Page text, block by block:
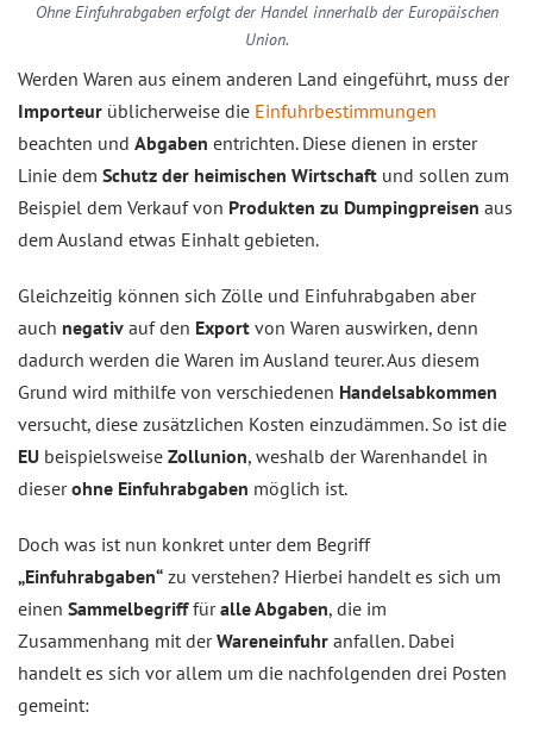
Ohne Einfuhrabgaben erfolgt der Handel innerhalb der Europäischen
Union.
Werden Waren aus einem anderen Land eingeführt, muss der
Importeur üblicherweise die Einfuhrbestimmungen
beachten und Abgaben entrichten. Diese dienen in erster
Linie dem Schutz der heimischen Wirtschaft und sollen zum
Beispiel dem Verkauf von Produkten zu Dumpingpreisen aus
dem Ausland etwas Einhalt gebieten.
Gleichzeitig können sich Zölle und Einfuhrabgaben aber
auch negativ auf den Export von Waren auswirken, denn
dadurch werden die Waren im Ausland teurer. Aus diesem
Grund wird mithilfe von verschiedenen Handelsabkommen
versucht, diese zusätzlichen Kosten einzudämmen. So ist die
EU beispielsweise Zollunion, weshalb der Warenhandel in
dieserohne Einfuhrabgaben möglich ist.
Doch was ist nun konkret unter dem Begriff
„Einfuhrabgaben“ zu verstehen? Hierbei handelt es sich um
einen Sammelbegrifffüralle Abgaben, die im
Zusammenhang mit derWareneinfuhr anfallen. Dabei
handelt es sich vor allem um die nachfolgenden drei Posten
gemeint: